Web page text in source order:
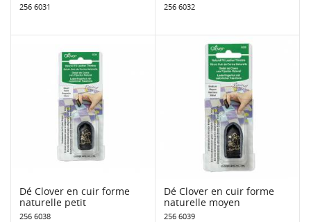
256 6031 256 6032
Dé Clover en cuir forme
naturelle petit
256 6038
Dé Clover en cuir forme
naturelle moyen
256 6039